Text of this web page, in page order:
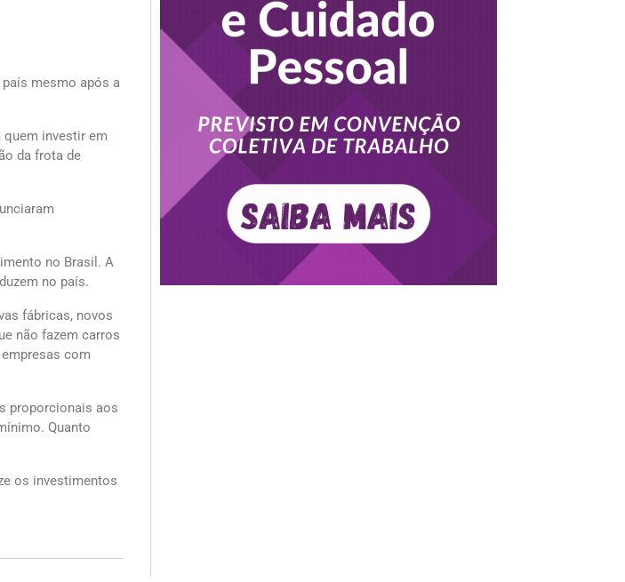
mesmo após a
quem investir em
da frota de
no Brasil. A
no país.
fábricas, novos
não fazem carros
com
proporcionais aos
Quanto
os investimentos